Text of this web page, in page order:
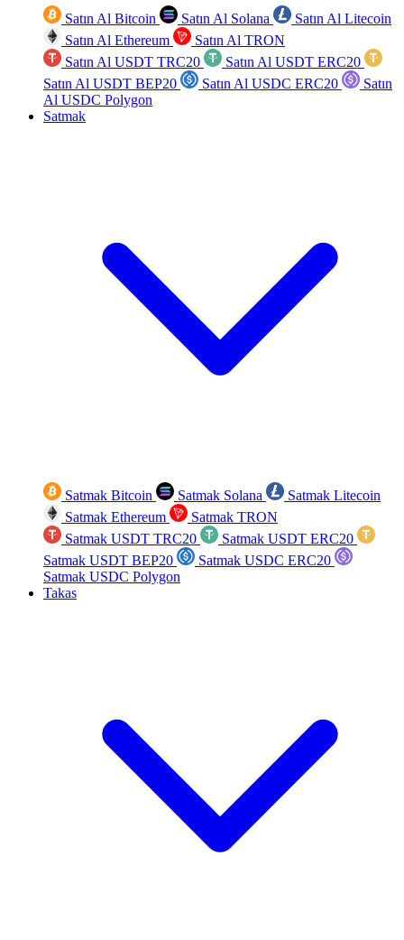
Satın Al Bitcoin Satın Al Solana
Satın Al Litecoin
Satın Al Ethereum
Satın Al TRON
Satın Al USDT TRC20
Satın Al USDT ERC20
Satın Al USDT BEP20
Satın Al USDC ERC20
Satın
Al USDC Polygon
Satmak
Satmak Bitcoin Satmak Solana
Satmak Litecoin
Satmak Ethereum
Satmak TRON
Satmak USDT TRC20
Satmak USDT ERC20
Satmak USDT BEP20
Satmak USDC ERC20
Satmak USDC Polygon
Takas